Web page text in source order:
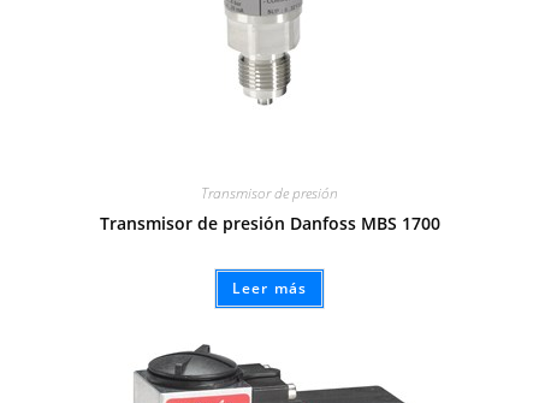
Transmisor de presión
Transmisor de presión Danfoss MBS 1700
Leer más